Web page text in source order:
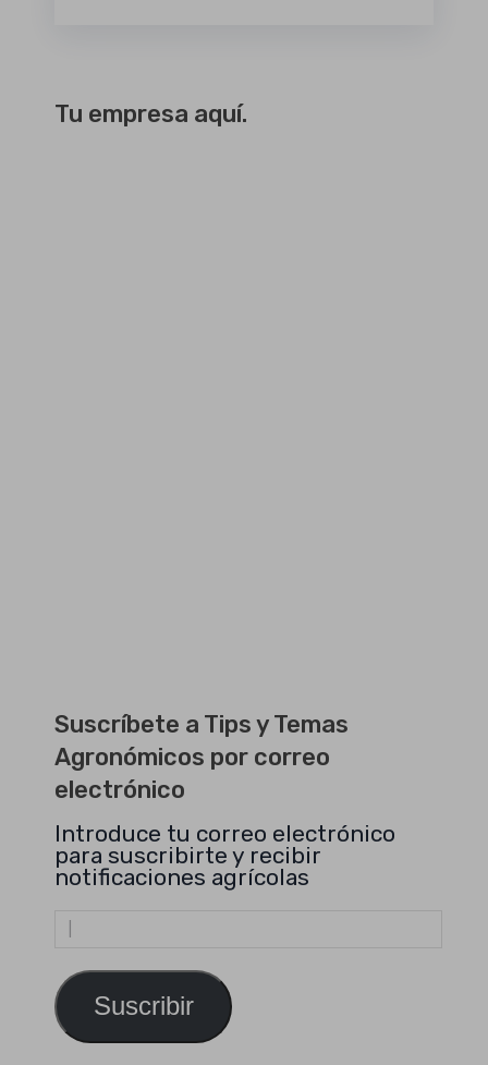
Tu empresa aquí.
Suscríbete a Tips y Temas
Agronómicos por correo
electrónico
Introduce tu correo electrónico
para suscribirte y recibir
notificaciones agrícolas
Dirección
de
email
Suscribir